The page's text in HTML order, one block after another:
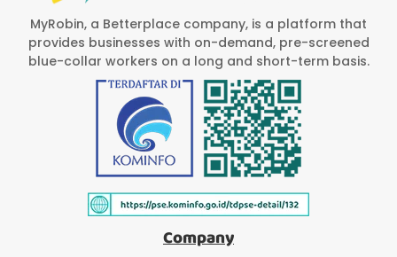
MyRobin, a Betterplace company, is a platform that
provides businesses with on-demand, pre-screened
blue-collar workers on a long and short-term basis.
Company